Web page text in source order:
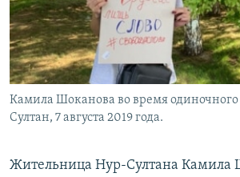
Камила Шоканова во время
Султан, 7 августа 2019 года.
Жительница Нур-Султана Камила